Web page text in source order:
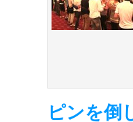
ピンを倒